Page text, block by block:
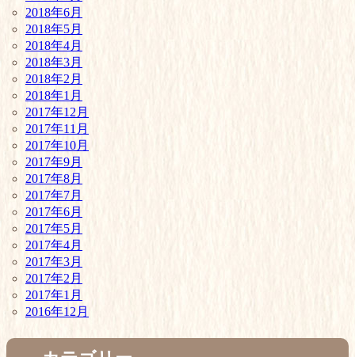
2018年6月
2018年5月
2018年4月
2018年3月
2018年2月
2018年1月
2017年12月
2017年11月
2017年10月
2017年9月
2017年8月
2017年7月
2017年6月
2017年5月
2017年4月
2017年3月
2017年2月
2017年1月
2016年12月